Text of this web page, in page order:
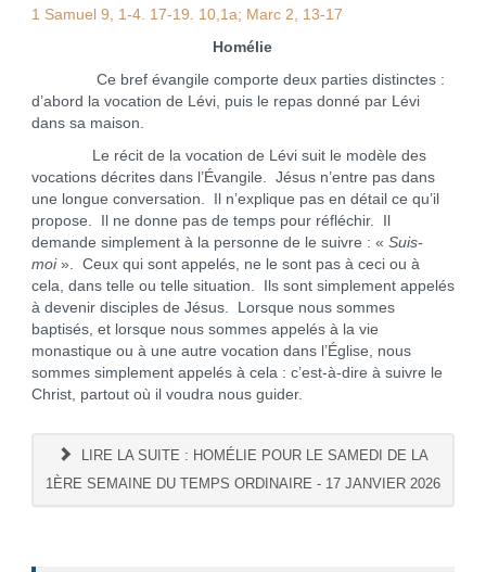
1 Samuel 9, 1-4. 17-19. 10,1a; Marc 2, 13-17
Homélie
Ce bref évangile comporte deux parties distinctes :
d’abord la vocation de Lévi, puis le repas donné par Lévi
dans sa maison.
Le récit de la vocation de Lévi suit le modèle des
vocations décrites dans l’Évangile. Jésus n’entre pas dans
une longue conversation. Il n’explique pas en détail ce qu’il
propose. Il ne donne pas de temps pour réfléchir. Il
demande simplement à la personne de le suivre : « Suis-
moi». Ceux qui sont appelés, ne le sont pas à ceci ou à
cela, dans telle ou telle situation. Ils sont simplement appelés
à devenir disciples de Jésus. Lorsque nous sommes
baptisés, et lorsque nous sommes appelés à la vie
monastique ou à une autre vocation dans l’Église, nous
sommes simplement appelés à cela : c’est-à-dire à suivre le
Christ, partout où il voudra nous guider.
LIRE LA SUITE : HOMÉLIE POUR LE SAMEDI DE LA
1ÈRE SEMAINE DU TEMPS ORDINAIRE - 17 JANVIER 2026